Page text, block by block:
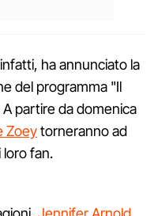
ha annunciato la
del programma "Il
partire da domenica
Zoeytorneranno ad
loro fan.